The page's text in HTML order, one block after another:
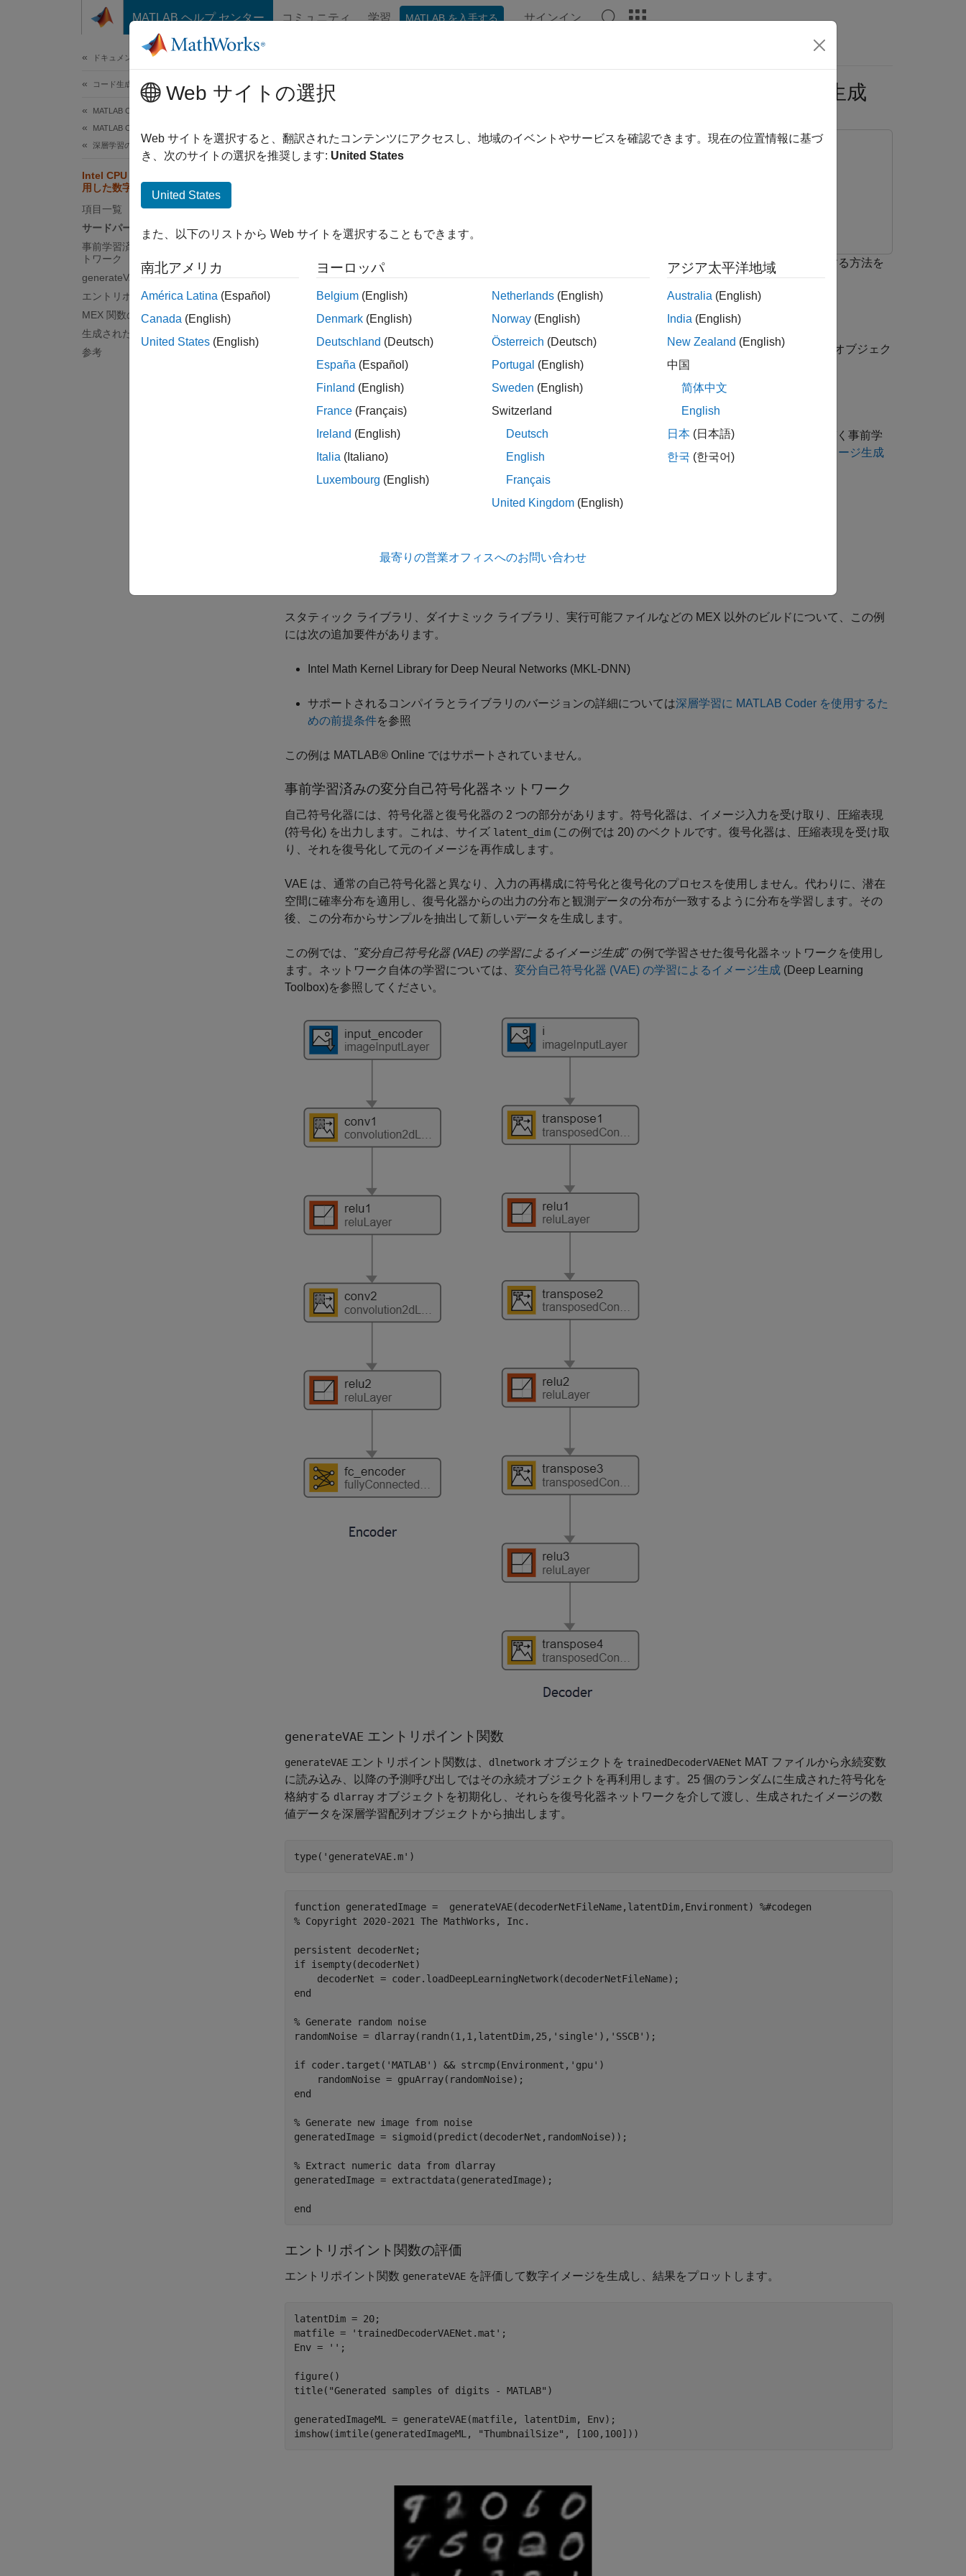
コンテンツへスキップ
MATLAB ヘルプ センター コミュニティ 学習 MATLAB を入手する サインイン
ドキュメンテーションのホーム
コード生成
MATLAB Coder
MATLAB Coder を使用した深層学習
深層学習のコード生成の基礎
Intel CPU での変分自己符号化器を使
用した数字イメージの生成
項目一覧
サードパーティの前提条件
事前学習済みの変分自己符号化器ネッ
トワーク
generateVAE エントリポイント関数
エントリポイント関数の評価
MEX 関数の生成
生成された MEX の実行
参考
Intel CPU での変分自己符号化器を使用した数字イメージの生成
この例では次を使用します。
この例では、Intel® CPU で実行される学習済み変分自己符号化器 (VAE) ネットワークの MEX 関数を生成する方法を
示します。この例で示す内容は次のとおりです。
MNIST データ セットのスタイルでの手書きの数字イメージの生成。
Intel MKL-DNN ライブラリを使用した深層学習ネットワークを表す dlnetwork(Deep Learning Toolbox)
オブジェク
トのコード生成。
この例では、Deep Learning Toolbox™ の "変分自己符号化器 (VAE) の学習によるイメージ生成"
の例に基づく事前学
習済みの復号化器ネットワークを使用します。詳細については、
変分自己符号化器 (VAE) の学習によるイメージ生成
Intel Advanced Vector Extensions 2 (Intel AVX2) の命令をサポートする Intel プロセッサ。
スタティック ライブラリ、ダイナミック ライブラリ、実行可能ファイルなどの MEX 以外のビルドについて、この例
には次の追加要件があります。
Intel Math Kernel Library for Deep Neural Networks (MKL-DNN)
サポートされるコンパイラとライブラリのバージョンの詳細については深層学習に MATLAB Coder を使用するた
めの前提条件を参照
この例は MATLAB® Online ではサポートされていません。
事前学習済みの変分自己符号化器ネットワーク
自己符号化器には、符号化器と復号化器の 2 つの部分があります。符号化器は、イメージ入力を受け取り、圧縮表現
(符号化) を出力します。これは、サイズ latent_dim (この例では 20) のベクトルです。復号化器は、圧縮表現を受け取
り、それを復号化して元のイメージを再作成します。
VAE は、通常の自己符号化器と異なり、入力の再構成に符号化と復号化のプロセスを使用しません。代わりに、潜在
空間に確率分布を適用し、復号化器からの出力の分布と観測データの分布が一致するように分布を学習します。その
後、この分布からサンプルを抽出して新しいデータを生成します。
この例では、 "変分自己符号化器 (VAE) の学習によるイメージ生成" の例で学習させた復号化器ネットワークを使用し
ます。ネットワーク自体の学習については、 変分自己符号化器 (VAE) の学習によるイメージ生成 (Deep Learning
Toolbox)を参照してください。
generateVAE エントリポイント関数
generateVAE エントリポイント関数は、 dlnetwork オブジェクトを trainedDecoderVAENet MAT ファイルから永続変数
に読み込み、以降の予測呼び出しではその永続オブジェクトを再利用します。25 個のランダムに生成された符号化を
格納する dlarray オブジェクトを初期化し、それらを復号化器ネットワークを介して渡し、生成されたイメージの数
値データを深層学習配列オブジェクトから抽出します。
type( 'generateVAE.m' )
function generatedImage =  generateVAE(decoderNetFileName,latentDim,Environment) %#codegen
% Copyright 2020-2021 The MathWorks, Inc.
persistent decoderNet;
if isempty(decoderNet)
    decoderNet = coder.loadDeepLearningNetwork(decoderNetFileName);
end
% Generate random noise
randomNoise = dlarray(randn(1,1,latentDim,25,'single'),'SSCB');
if coder.target('MATLAB') && strcmp(Environment,'gpu')
    randomNoise = gpuArray(randomNoise);
end
% Generate new image from noise
generatedImage = sigmoid(predict(decoderNet,randomNoise));
% Extract numeric data from dlarray
generatedImage = extractdata(generatedImage);
エントリポイント関数の評価
エントリポイント関数 generateVAE を評価して数字イメージを生成し、結果をプロットします。
latentDim = 20;
matfile =
'trainedDecoderVAENet.mat' ;
Env =
'' ;
figure()
title( "Generated samples of digits - MATLAB" )
generatedImageML = generateVAE(matfile, latentDim, Env);
imshow(imtile(generatedImageML,
"ThumbnailSize" , [100,100]))
Web サイトの選択
Web サイトを選択すると、翻訳されたコンテンツにアクセスし、地域のイベントやサービスを確認できます。現在の位置情報に基づ
き、次のサイトの選択を推奨します: United States
United States
また、以下のリストから Web サイトを選択することもできます。
南北アメリカ
América Latina (Español)
Canada (English)
United States (English)
ヨーロッパ
Belgium (English)
Denmark (English)
Deutschland (Deutsch)
España (Español)
Finland (English)
France (Français)
Ireland (English)
Italia (Italiano)
Luxembourg (English)
Netherlands (English)
Norway (English)
Österreich (Deutsch)
Portugal (English)
Sweden (English)
Switzerland
Deutsch
English
Français
United Kingdom (English)
アジア太平洋地域
Australia (English)
India (English)
New Zealand (English)
中国
简体中文
English
日本 (日本語)
한국 (한국어)
最寄りの営業オフィスへのお問い合わせ